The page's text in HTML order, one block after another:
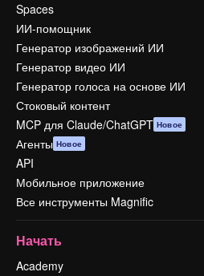
Spaces
ИИ-помощник
Генератор изображений ИИ
Генератор видео ИИ
Генератор голоса на основе ИИ
Стоковый контент
MCP для Claude/ChatGPT Новое
Агенты Новое
API
Мобильное приложение
Все инструменты Magnific
Начать
Academy